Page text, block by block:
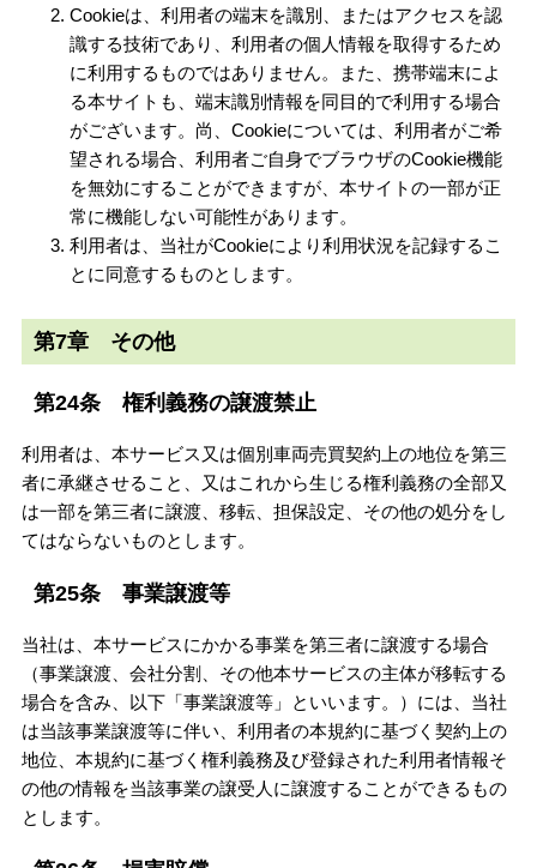
Cookieは、利用者の端末を識別、またはアクセスを認
識する技術であり、利用者の個人情報を取得するため
に利用するものではありません。また、携帯端末によ
る本サイトも、端末識別情報を同目的で利用する場合
がございます。尚、Cookieについては、利用者がご希
望される場合、利用者ご自身でブラウザのCookie機能
を無効にすることができますが、本サイトの一部が正
常に機能しない可能性があります。
利用者は、当社がCookieにより利用状況を記録するこ
とに同意するものとします。
第7章 その他
第24条 権利義務の譲渡禁止
利用者は、本サービス又は個別車両売買契約上の地位を第三
者に承継させること、又はこれから生じる権利義務の全部又
は一部を第三者に譲渡、移転、担保設定、その他の処分をし
てはならないものとします。
第25条 事業譲渡等
当社は、本サービスにかかる事業を第三者に譲渡する場合
（事業譲渡、会社分割、その他本サービスの主体が移転する
場合を含み、以下「事業譲渡等」といいます。）には、当社
は当該事業譲渡等に伴い、利用者の本規約に基づく契約上の
地位、本規約に基づく権利義務及び登録された利用者情報そ
の他の情報を当該事業の譲受人に譲渡することができるもの
とします。